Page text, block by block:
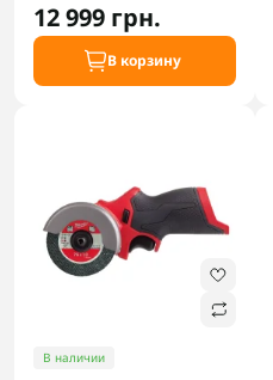
12 999 грн.
В корзину
В наличии